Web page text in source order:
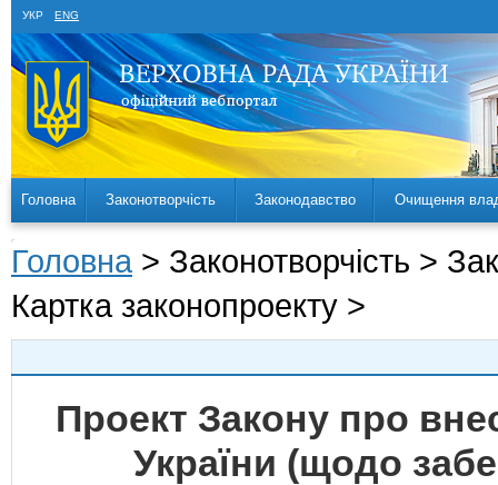
УКР ENG
Головна Законотворчість Законодавство Очищення
Головна > Законотворчість >
Картка законопроекту >
Проект Закону про
України (щодо